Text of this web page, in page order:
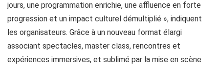
jours, une programmation enrichie, une affluence en forte
progression et un impact culturel démultiplié », indiquent
les organisateurs. Grâce à un nouveau format élargi
associant spectacles, master class, rencontres et
expériences immersives, et sublimé par la mise en scène